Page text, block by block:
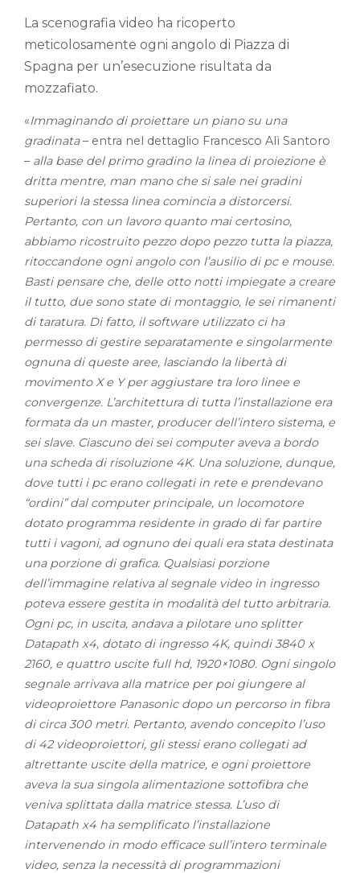
La scenografia video ha ricoperto
meticolosamente ogni angolo di Piazza di
Spagna per un’esecuzione risultata da
mozzafiato.
«Immaginando di proiettare un piano su una
gradinata– entra nel dettaglio Francesco Alì Santoro
– alla base del primo gradino la linea di proiezione è
dritta mentre, man mano che si sale nei gradini
superiori la stessa linea comincia a distorcersi.
Pertanto, con un lavoro quanto mai certosino,
abbiamo ricostruito pezzo dopo pezzo tutta la piazza,
ritoccandone ogni angolo con l’ausilio di pc e mouse.
Basti pensare che, delle otto notti impiegate a creare
il tutto, due sono state di montaggio, le sei rimanenti
di taratura. Di fatto, il software utilizzato ci ha
permesso di gestire separatamente e singolarmente
ognuna di queste aree, lasciando la libertà di
movimento X e Y per aggiustare tra loro linee e
convergenze. L’architettura di tutta l’installazione era
formata da un master, producer dell’intero sistema, e
sei slave. Ciascuno dei sei computer aveva a bordo
una scheda di risoluzione 4K. Una soluzione, dunque,
dove tutti i pc erano collegati in rete e prendevano
“ordini” dal computer principale, un locomotore
dotato programma residente in grado di far partire
tutti i vagoni, ad ognuno dei quali era stata destinata
una porzione di grafica. Qualsiasi porzione
dell’immagine relativa al segnale video in ingresso
poteva essere gestita in modalità del tutto arbitraria.
Ogni pc, in uscita, andava a pilotare uno splitter
Datapath x4, dotato di ingresso 4K, quindi 3840 x
2160, e quattro uscite full hd, 1920×1080. Ogni singolo
segnale arrivava alla matrice per poi giungere al
videoproiettore Panasonic dopo un percorso in fibra
di circa 300 metri. Pertanto, avendo concepito l’uso
di 42 videoproiettori, gli stessi erano collegati ad
altrettante uscite della matrice, e ogni proiettore
aveva la sua singola alimentazione sottofibra che
veniva splittata dalla matrice stessa. L’uso di
Datapath x4 ha semplificato l’installazione
intervenendo in modo efficace sull’intero terminale
video, senza la necessità di programmazioni